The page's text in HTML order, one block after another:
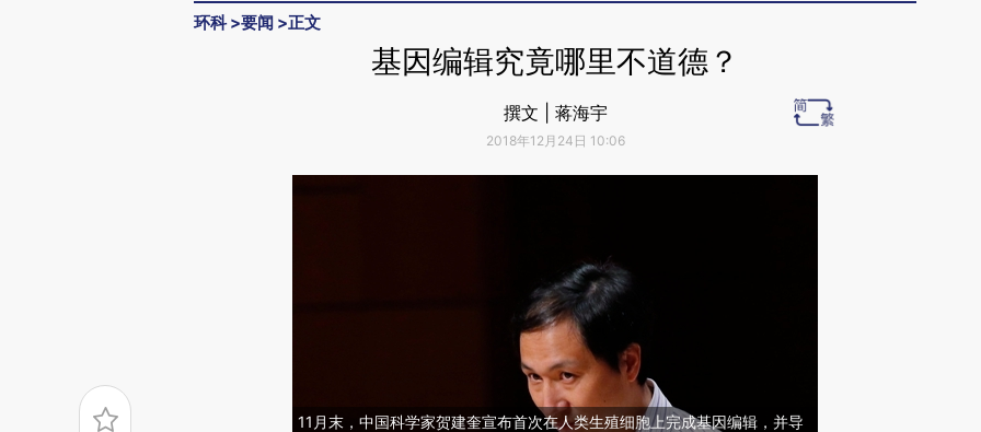
环科>要闻 >正文
基因编辑究竟哪里不道德？
撰文 | 蒋海宇
2018年12月24日 10:06
11月末，中国科学家贺建奎宣布首次在人类生殖细胞上完成基因编辑，并导